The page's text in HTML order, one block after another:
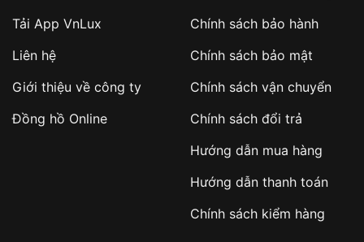
sản phẩm đặc biệt
hàng
Số tiền còn lại thanh toán khi nhận hàng hoặc
✔️ Đảm bảo xử lý đơn hàng nhanh chóng
✔️ Hạn chế tình trạng hủy đơn không mong
Tải App VnLux
Liên hệ
Giới thiệu về công ty
Đồng hồ Online
Chính sách bảo hành
Chính sách bảo mật
Chính sách vận chuyển
Chính sách đổi trả
Hướng dẫn mua hàng
Hướng dẫn thanh toán
Chính sách kiểm hàng